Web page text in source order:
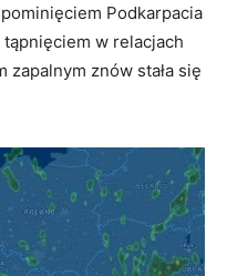
Podkarpacia
w relacjach
znów stała się